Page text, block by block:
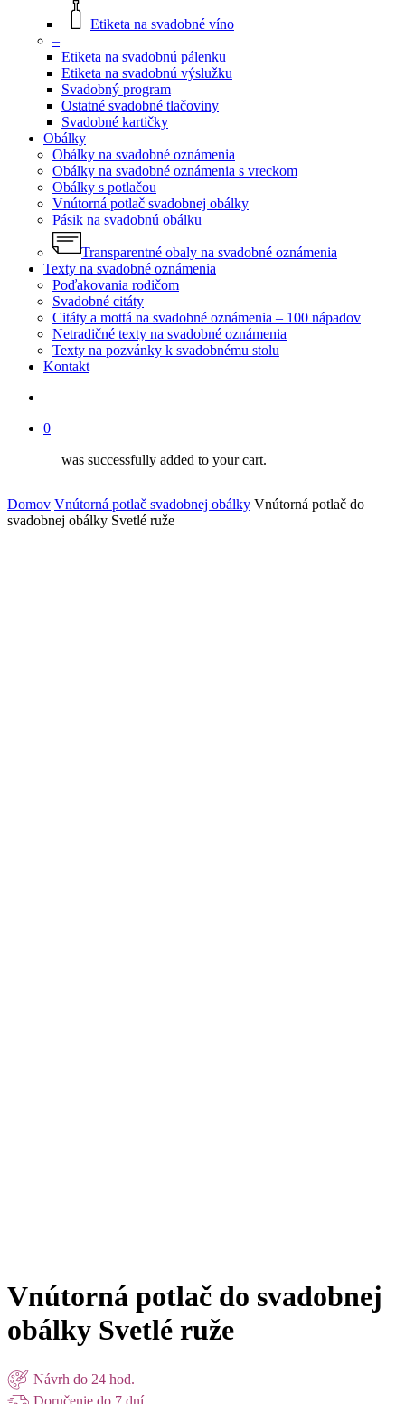
Etiketa na svadobné víno
–
Etiketa na svadobnú pálenku
Etiketa na svadobnú výslužku
Svadobný program
Ostatné svadobné tlačoviny
Svadobné kartičky
Obálky
Obálky na svadobné oznámenia
Obálky na svadobné oznámenia s vreckom
Obálky s potlačou
Vnútorná potlač svadobnej obálky
Pásik na svadobnú obálku
Transparentné obaly na svadobné oznámenia
Texty na svadobné oznámenia
Poďakovania rodičom
Svadobné citáty
Citáty a mottá na svadobné oznámenia – 100 nápadov
Netradičné texty na svadobné oznámenia
Texty na pozvánky k svadobnému stolu
Kontakt
0
was successfully added to your cart.
Domov Vnútorná potlač svadobnej obálky Vnútorná potlač do
svadobnej obálky Svetlé ruže
Vnútorná potlač do svadobnej
obálky Svetlé ruže
Návrh do 24 hod.